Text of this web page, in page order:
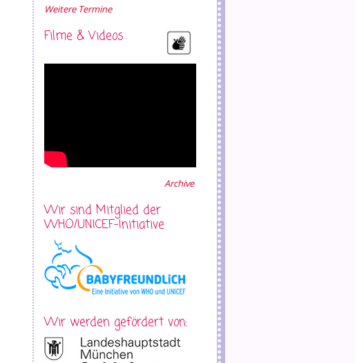
Weitere Termine
Filme & Videos
Archive
Wir sind Mitglied der
WHO/UNICEF-Initiative
Wir werden gefördert von: